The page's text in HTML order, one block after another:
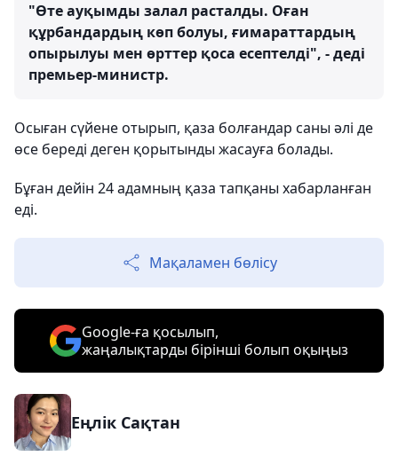
"Өте ауқымды залал расталды. Оған
құрбандардың көп болуы, ғимараттардың
опырылуы мен өрттер қоса есептелді", - деді
премьер-министр.
Осыған сүйене отырып, қаза болғандар саны әлі де
өсе береді деген қорытынды жасауға болады.
Бұған дейін 24 адамның қаза тапқаны хабарланған
еді.
Мақаламен бөлісу
Google-ға қосылып,
жаңалықтарды бірінші болып оқыңыз
Еңлік Сақтан